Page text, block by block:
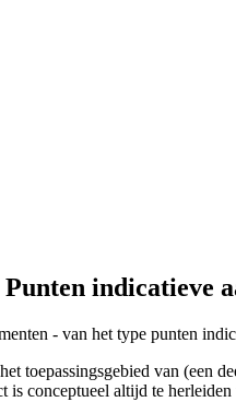
indicatieve
- van het type punten
toepassingsgebied van
conceptueel altijd te